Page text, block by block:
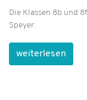
Die Klassen 8b und
Speyer.
weiterlesen